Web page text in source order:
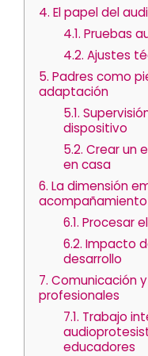
4. El papel del
4.1. Pruebas
4.2. Ajustes
5. Padres como
adaptación
5.1.
dispositivo
5.2. Crear un
en casa
6. La dimensión
6.1. Procesar
6.2. Impacto
desarrollo
7. Comunicación
profesionales
7.1. Trabajo
educadores